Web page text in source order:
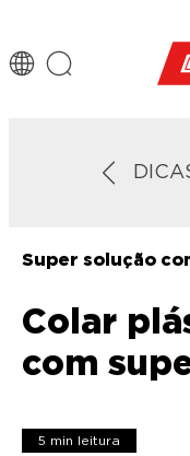
Super solução
Colar
com
5 min leitura